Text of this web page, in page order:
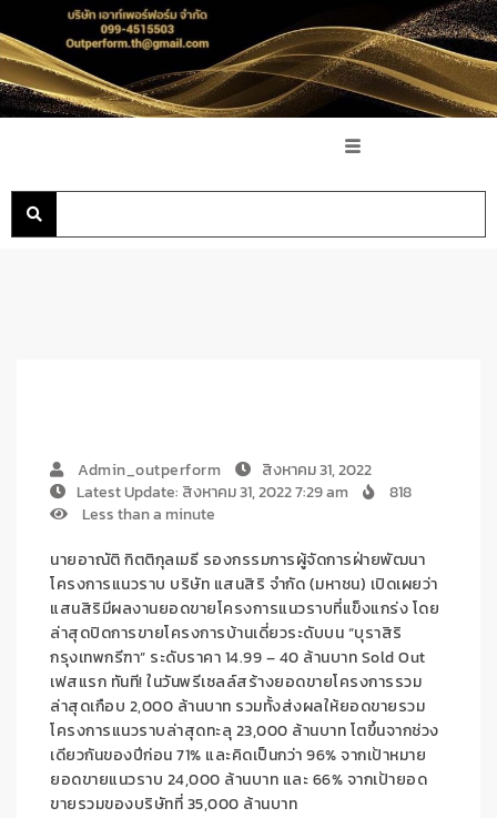
Admin_outperform
สิงหาคม 31, 2022
Latest Update: สิงหาคม 31, 2022 7:29 am
818
Less than a minute
นายอาณัติ กิตติกุลเมธี รองกรรมการผู้จัดการฝ่ายพัฒนา
โครงการแนวราบ บริษัท แสนสิริ จำกัด (มหาชน) เปิดเผยว่า
แสนสิริมีผลงานยอดขายโครงการแนวราบที่แข็งแกร่งโดย
ล่าสุดปิดการขายโครงการบ้านเดี่ยวระดับบน “บุราสิริ
กรุงเทพกรีฑา” ระดับราคา14.99–40 ล้านบาทSold Out
เฟสแรก ทันที!ในวันพรีเซลล์สร้างยอดขายโครงการรวม
ล่าสุดเกือบ 2,000 ล้านบาท รวมทั้งส่งผลให้ยอดขายรวม
โครงการแนวราบล่าสุดทะลุ 23,000 ล้านบาทโตขึ้นจากช่วง
เดียวกันของปีก่อน71% และคิดเป็นกว่า96% จากเป้าหมาย
ยอดขายแนวราบ 24,000 ล้านบาท และ66% จากเป้ายอด
ขายรวมของบริษัทที่35,000 ล้านบาท